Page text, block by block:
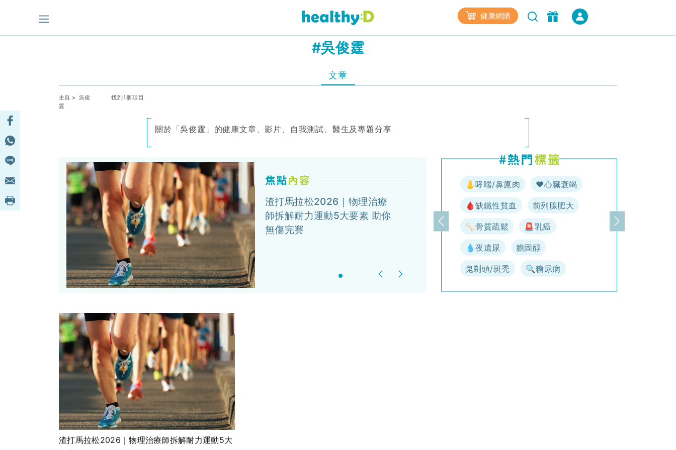
健康網購
#吳俊霆
文章
主頁 > 吳俊
霆
找到1個項目
關於「吳俊霆」的健康文章、影片、自我測試、醫生及專題分享
渣打馬拉松2026｜物理治療
師拆解耐力運動5大要素 助你
無傷完賽
Previous
上一頁
👃哮喘/鼻瘜肉 ♥️心臟衰竭
🩸缺鐵性貧血 前列腺肥大
🦴骨質疏鬆 🚨乳癌
💧夜遺尿 膽固醇
鬼剃頭/斑禿 🔍糖尿病
下一頁
渣打馬拉松2026｜物理治療師拆解耐力運動5大